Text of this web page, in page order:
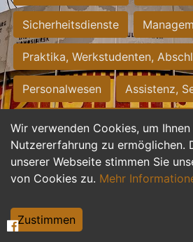
Wir verwenden Cookies, um
Nutzererfahrung zu ermöglichen.
unserer Webseite stimmen Sie
von Cookies zu. Mehr
Zustimmen
Sicherheitsdienste
Praktika, Werkstudenten,
Personalwesen Assistenz,
Hilfskräfte, Aushilfs- und
Einkauf, Logistik,
Weiterbildung, Studium, duale
Tourismus